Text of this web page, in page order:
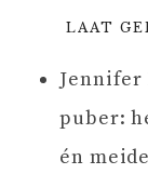
LAAT
Jennifer
puber:
én